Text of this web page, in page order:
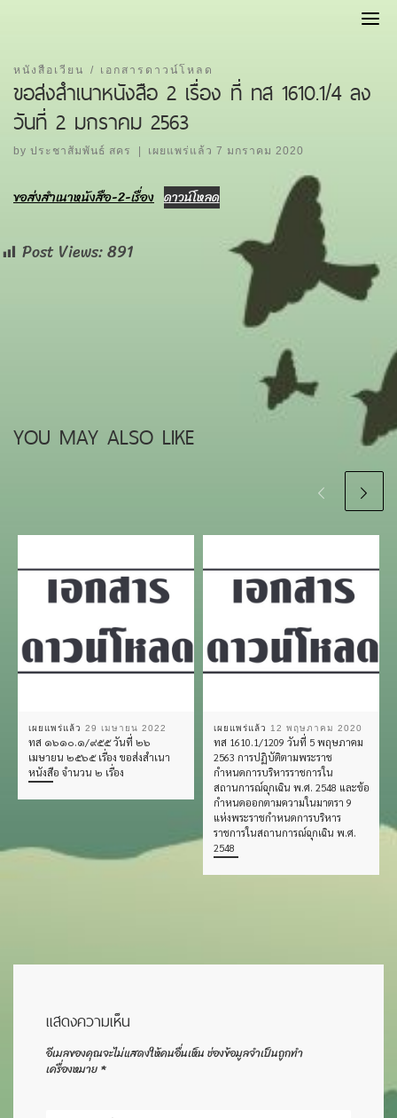
หนังสือเวียน เอกสารดาวน์โหลด
ขอส่งสำเนาหนังสือ 2 เรื่อง ที่ ทส 1610.1/4 ลง
วันที่ 2 มกราคม 2563
by ประชาสัมพันธ์ สคร เผยแพร่แล้ว7 มกราคม 2020
ขอส่งสำเนาหนังสือ-2-เรื่อง ดาวน์โหลด
Post Views:891
YOU MAY ALSO LIKE
เผยแพร่แล้ว 29 เมษายน 2022
ทส ๑๖๑๐.๑/๙๕๕ วันที่ ๒๖
เมษายน ๒๕๖๕ เรื่อง ขอส่งสำเนา
หนังสือ จำนวน ๒ เรื่อง
เผยแพร่แล้ว 12 พฤษภาคม 2020
ทส 1610.1/1209 วันที่ 5 พฤษภาคม
2563 การปฏิบัติตามพระราช
กำหนดการบริหารราชการใน
สถานการณ์ฉุกเฉิน พ.ศ. 2548 และข้อ
กำหนดออกตามความในมาตรา 9
แห่งพระราชกำหนดการบริหาร
ราชการในสถานการณ์ฉุกเฉิน พ.ศ.
2548
แสดงความเห็น
อีเมลของคุณจะไม่แสดงให้คนอื่นเห็นช่องข้อมูลจำเป็นถูกทำ
เครื่องหมาย*